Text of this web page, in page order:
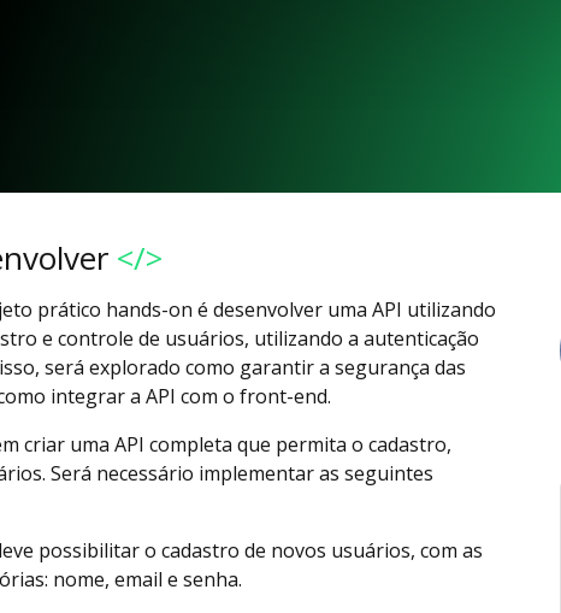
</>
prático hands-on é desenvolver uma API utilizando
e controle de usuários, utilizando a autenticação
será explorado como garantir a segurança das
integrar a API com o front-end.
criar uma API completa que permita o cadastro,
Será necessário implementar as seguintes
possibilitar o cadastro de novos usuários, com as
nome, email e senha.